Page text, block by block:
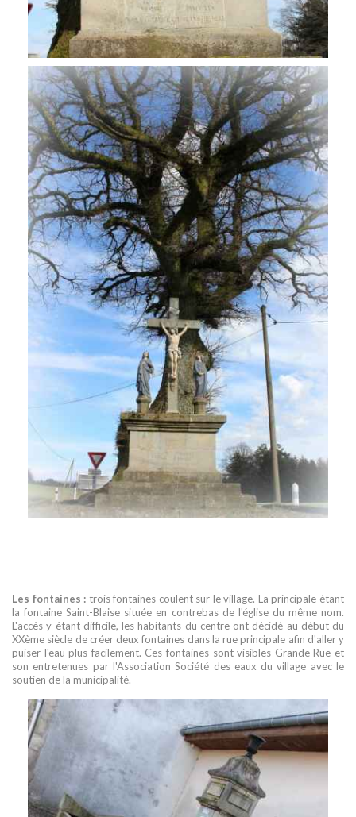
Les fontaines : trois fontaines coulent sur le village. La principale étant
la fontaine Saint-Blaise située en contrebas de l'église du même nom.
L'accès y étant difficile, les habitants du centre ont décidé au début du
XXème siècle de créer deux fontaines dans la rue principale afin d'aller y
puiser l'eau plus facilement. Ces fontaines sont visibles Grande Rue et
son entretenues par l'Association Société des eaux du village avec le
soutien de la municipalité.